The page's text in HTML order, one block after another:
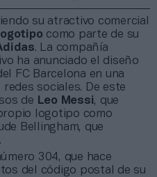
su atractivo comercial
como parte de su
. La compañía
ha anunciado el diseño
FC Barcelona en una
sociales. De este
de Leo Messi, que
logotipo como
Bellingham, que
304, que hace
del código postal de su